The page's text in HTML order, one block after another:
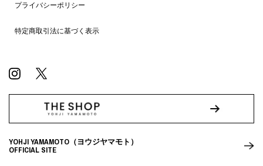
プライバシーポリシー
特定商取引法に基づく表示
YOHJI YAMAMOTO（ヨウジヤマモト）
OFFICIAL SITE